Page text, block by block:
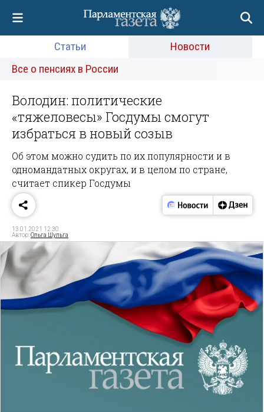
Статьи
Новости
Все о пенсиях в России
Володин: политические
«тяжеловесы» Госдумы смогут
избраться в новый созыв
Об этом можно судить по их популярности и в
одномандатных округах, и в целом по стране,
считает спикер Госдумы
13.01.2021 12:30
Автор:Ольга Шульга